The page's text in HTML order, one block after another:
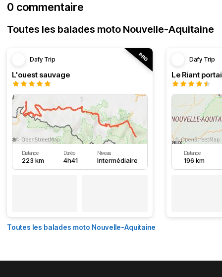
0 commentaire
Toutes les balades moto Nouvelle-Aquitaine
Dafy Trip
L'ouest sauvage
Distance
223 km
Durée
4h41
Niveau
Intermédiaire
Dafy Trip
Le Riant
Distance
196 km
Toutes les balades moto Nouvelle-Aquitaine